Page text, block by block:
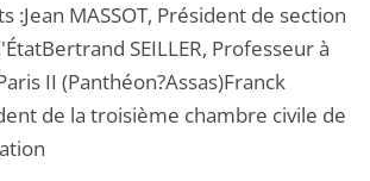
:Jean MASSOT, Président de section
SEILLER, Professeur à
II (Panthéon?Assas)Franck
de la troisième chambre civile de